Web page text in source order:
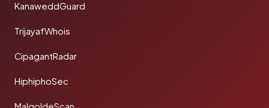
KanaweddGuard
TrijayafWhois
CipagantRadar
HiphiphoSec